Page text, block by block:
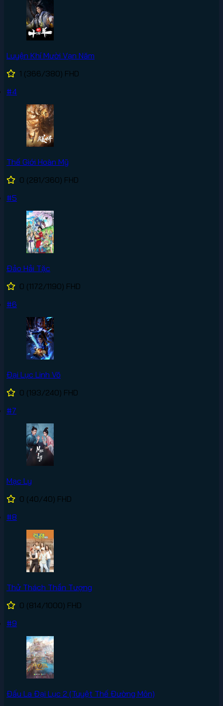
Luyện Khí Mười Vạn Năm
1 (366/380) FHD
#4
Thế Giới Hoàn Mỹ
0 (281/360) FHD
#5
Đảo Hải Tặc
0 (1172/1190) FHD
#6
Đại Lục Linh Võ
0 (193/240) FHD
#7
Mạc Ly
0 (40/40) FHD
#8
Thử Thách Thần Tượng
0 (814/1000) FHD
#9
Đấu La Đại Lục 2 (Tuyệt Thế Đường Môn)